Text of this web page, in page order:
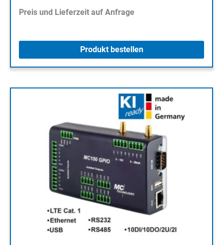
Preis und Lieferzeit auf Anfrage
Produkt bestellen